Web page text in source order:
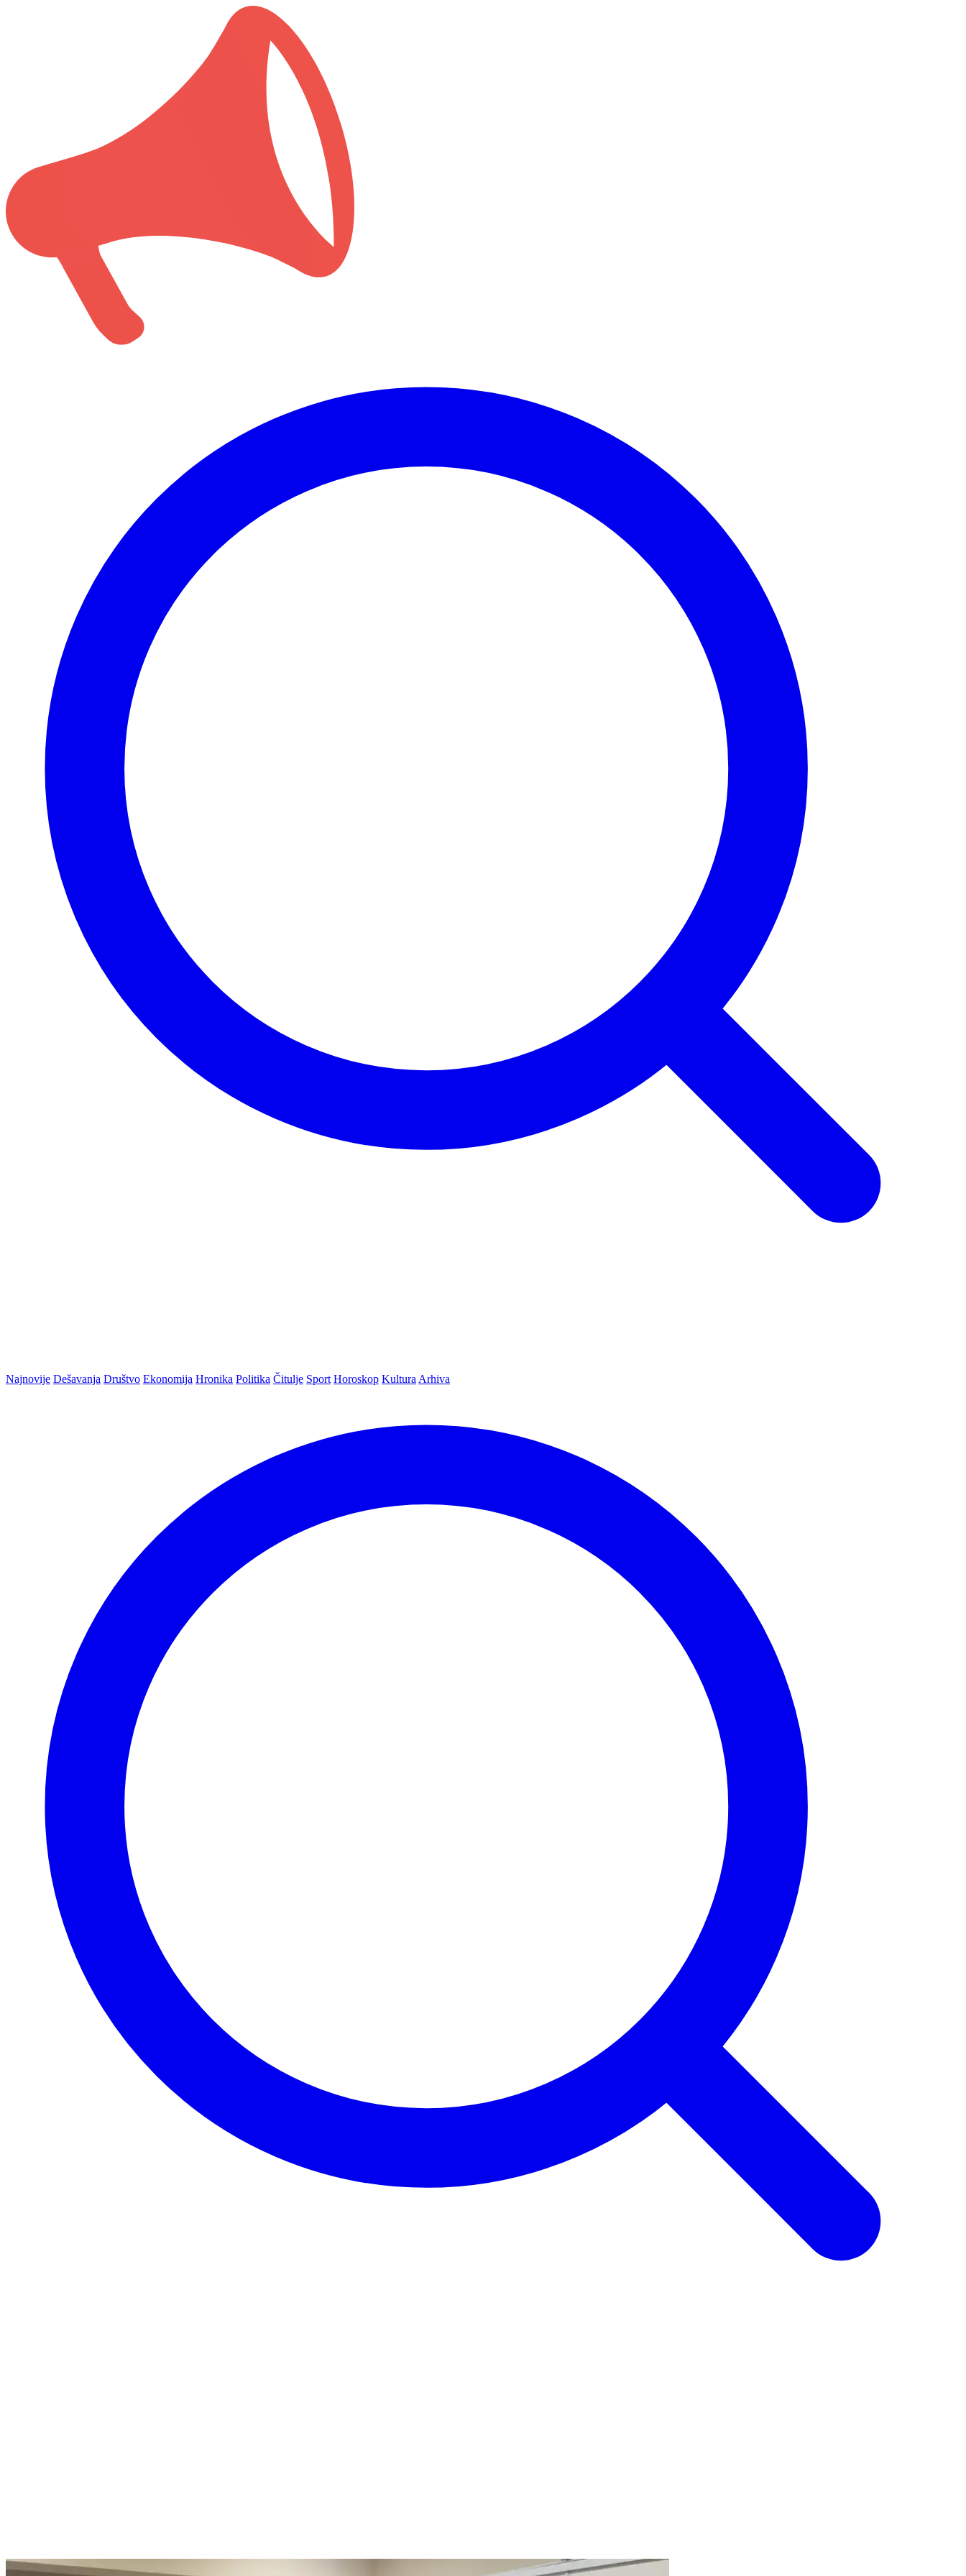
Najnovije Dešavanja Društvo Ekonomija Hronika Politika Čitulje Sport Horoskop Kultura Arhiva